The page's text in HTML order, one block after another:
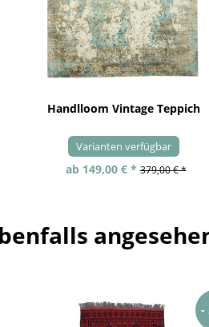
Handlloom Vintage Teppich
Varianten verfügbar
ab 149,00 € * 379,00 € *
-